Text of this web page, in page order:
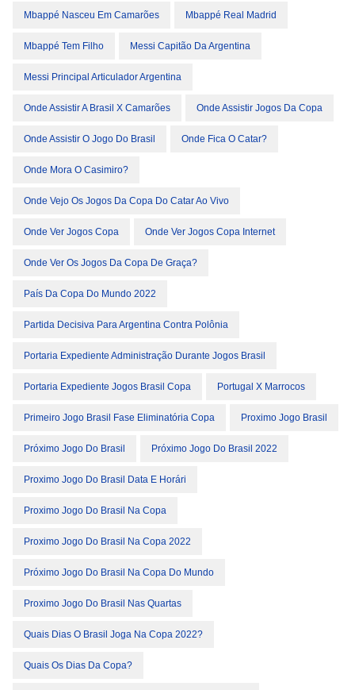
Mbappé Nasceu Em Camarões Mbappé Real Madrid
Mbappé Tem Filho Messi Capitão Da Argentina
Messi Principal Articulador Argentina
Onde Assistir A Brasil X Camarões Onde Assistir Jogos Da Copa
Onde Assistir O Jogo Do Brasil Onde Fica O Catar?
Onde Mora O Casimiro?
Onde Vejo Os Jogos Da Copa Do Catar Ao Vivo
Onde Ver Jogos Copa Onde Ver Jogos Copa Internet
Onde Ver Os Jogos Da Copa De Graça?
País Da Copa Do Mundo 2022
Partida Decisiva Para Argentina Contra Polônia
Portaria Expediente Administração Durante Jogos Brasil
Portaria Expediente Jogos Brasil Copa Portugal X Marrocos
Primeiro Jogo Brasil Fase Eliminatória Copa Proximo Jogo Brasil
Próximo Jogo Do Brasil Próximo Jogo Do Brasil 2022
Proximo Jogo Do Brasil Data E Horári
Proximo Jogo Do Brasil Na Copa
Proximo Jogo Do Brasil Na Copa 2022
Próximo Jogo Do Brasil Na Copa Do Mundo
Proximo Jogo Do Brasil Nas Quartas
Quais Dias O Brasil Joga Na Copa 2022?
Quais Os Dias Da Copa?